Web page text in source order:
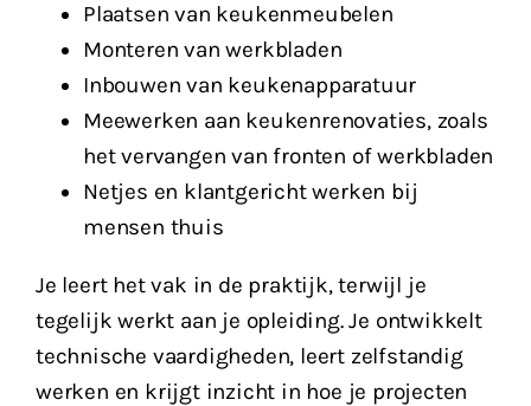
Plaatsen van keukenmeubelen
Monteren van werkbladen
Inbouwen van keukenapparatuur
Meewerken aan keukenrenovaties, zoals
het vervangen van fronten of werkbladen
Netjes en klantgericht werken bij
mensen thuis
Je leert het vak in de praktijk, terwijl je
tegelijk werkt aan je opleiding. Je ontwikkelt
technische vaardigheden, leert zelfstandig
werken en krijgt inzicht in hoe je projecten